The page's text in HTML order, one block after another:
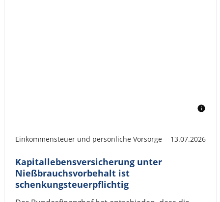
Einkommensteuer und persönliche Vorsorge 13.07.2026
Kapitallebensversicherung unter
Nießbrauchsvorbehalt ist
schenkungsteuerpflichtig